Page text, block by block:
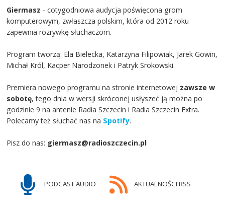
Giermasz - cotygodniowa audycja poświęcona grom
komputerowym, zwłaszcza polskim, która od 2012 roku
zapewnia rozrywkę słuchaczom.
Program tworzą: Ela Bielecka, Katarzyna Filipowiak, Jarek Gowin,
Michał Król, Kacper Narodzonek i Patryk Srokowski.
Premiera nowego programu na stronie internetowej zawsze w
sobotę, tego dnia w wersji skróconej usłyszeć ją można po
godzinie 9 na antenie Radia Szczecin i Radia Szczecin Extra.
Polecamy też słuchać nas na Spotify.
Pisz do nas: giermasz@radioszczecin.pl
PODCAST AUDIO AKTUALNOŚCI RSS